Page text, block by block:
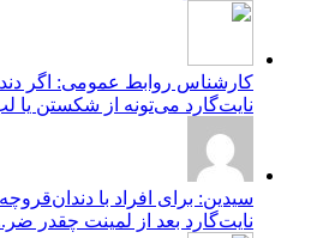
کارشناس روابط عمومی: اگر
نایت‌گارد می‌تونه از شکستن یا
سیدین: برای افراد با
نایت‌گارد بعد از لمینت چقدر